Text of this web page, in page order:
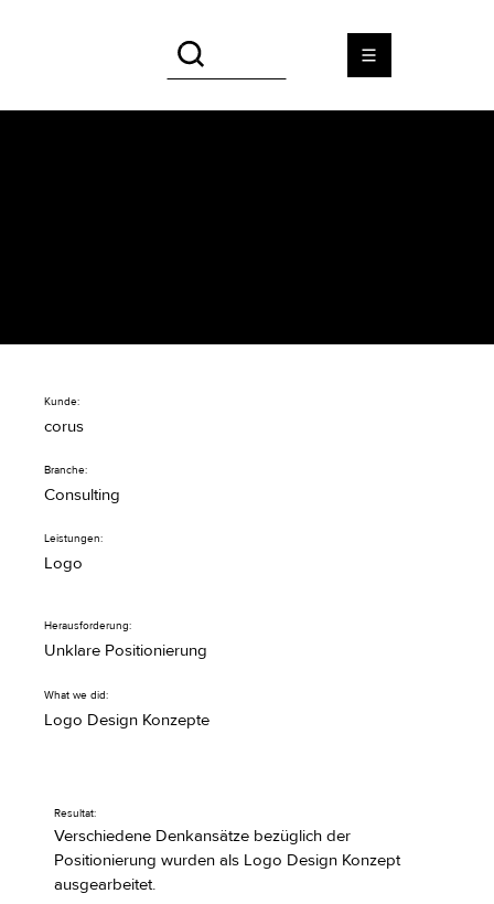
Kunde:
corus
Branche:
Consulting
Leistungen:
Logo
Herausforderung:
Unklare Positionierung
What we did:
Logo Design Konzepte
Resultat:
Verschiedene Denkansätze bezüglich der
Positionierung wurden als Logo Design Konzept
ausgearbeitet.